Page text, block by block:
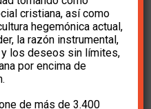
edad
sanitario
cristiana, así como
hegemónica actual,
la razón instrumental,
los deseos sin límites,
por encima de
de más de 3.400